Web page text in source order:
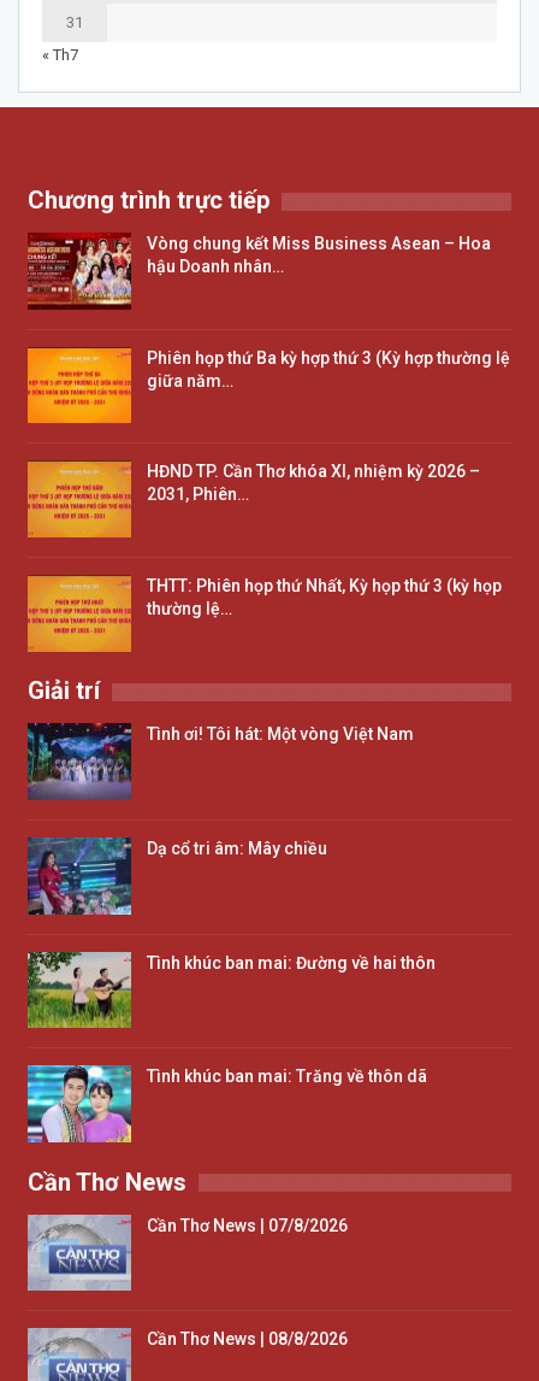
31
« Th7
Chương trình trực tiếp
Vòng chung kết Miss Business Asean – Hoa
hậu Doanh nhân…
Phiên họp thứ Ba kỳ hợp thứ 3 (Kỳ hợp thường lệ
giữa năm…
HĐND TP. Cần Thơ khóa XI, nhiệm kỳ 2026 –
2031, Phiên…
THTT: Phiên họp thứ Nhất, Kỳ họp thứ 3 (kỳ họp
thường lệ…
Giải trí
Tình ơi! Tôi hát: Một vòng Việt Nam
Dạ cổ tri âm: Mây chiều
Tình khúc ban mai: Đường về hai thôn
Tình khúc ban mai: Trăng về thôn dã
Cần Thơ News
Cần Thơ News | 07/8/2026
Cần Thơ News | 08/8/2026